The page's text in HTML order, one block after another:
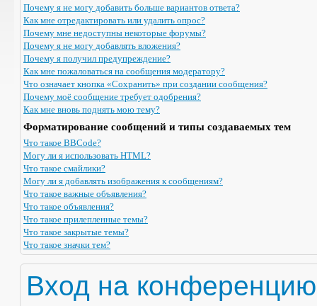
Почему я не могу добавить больше вариантов ответа?
Как мне отредактировать или удалить опрос?
Почему мне недоступны некоторые форумы?
Почему я не могу добавлять вложения?
Почему я получил предупреждение?
Как мне пожаловаться на сообщения модератору?
Что означает кнопка «Сохранить» при создании сообщения?
Почему моё сообщение требует одобрения?
Как мне вновь поднять мою тему?
Форматирование сообщений и типы создаваемых тем
Что такое BBCode?
Могу ли я использовать HTML?
Что такое смайлики?
Могу ли я добавлять изображения к сообщениям?
Что такое важные объявления?
Что такое объявления?
Что такое прилепленные темы?
Что такое закрытые темы?
Что такое значки тем?
Вход на